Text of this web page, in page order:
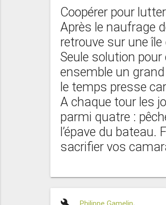
Coopérer pour
Après le naufrage
retrouve sur une
Seule solution
ensemble un
le temps presse
A chaque tour les
parmi quatre :
l’épave du
sacrifier vos